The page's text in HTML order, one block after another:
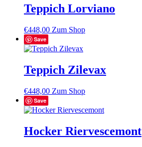
Teppich Lorviano
€448,00 Zum Shop
Save
Teppich Zilevax
€448,00 Zum Shop
Save
Hocker Riervescemont